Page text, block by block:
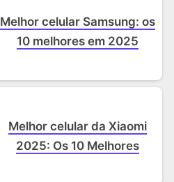
Melhor celular Samsung: os
10 melhores em 2025
Melhor celular da Xiaomi
2025: Os 10 Melhores